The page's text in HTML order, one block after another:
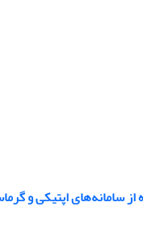
از‌ سامانه‌های اپتیکی